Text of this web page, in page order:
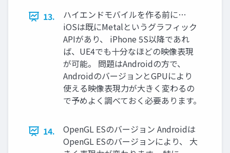
13.
ハイエンドモバイルを作る前に…
iOSは既にMetalというグラフィック
APIがあり、 iPhone 5S以降であれ
ば、UE4でも十分なほどの映像表現
が可能。 問題はAndroidの方で、
AndroidのバージョンとGPUにより
使える映像表現力が大きく変わるの
で予めよく調べておく必要あります。
14.
OpenGL ESのバージョン Androidは
OpenGL ESのバージョンにより、 大